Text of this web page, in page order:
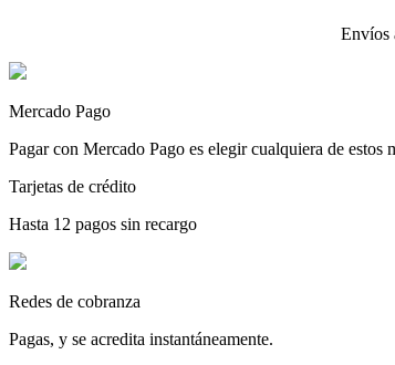
Envíos
Mercado Pago
Pagar con Mercado Pago es elegir cualquiera de
Tarjetas de crédito
Hasta 12 pagos sin recargo
Redes de cobranza
Pagas, y se acredita instantáneamente.